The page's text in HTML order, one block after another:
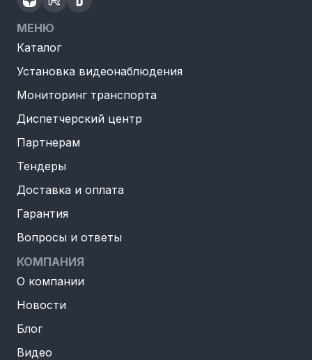
МЕНЮ
Каталог
Установка видеонаблюдения
Мониторинг транспорта
Диспетчерский центр
Партнерам
Тендеры
Доставка и оплата
Гарантия
Вопросы и ответы
КОМПАНИЯ
О компании
Новости
Блог
Видео